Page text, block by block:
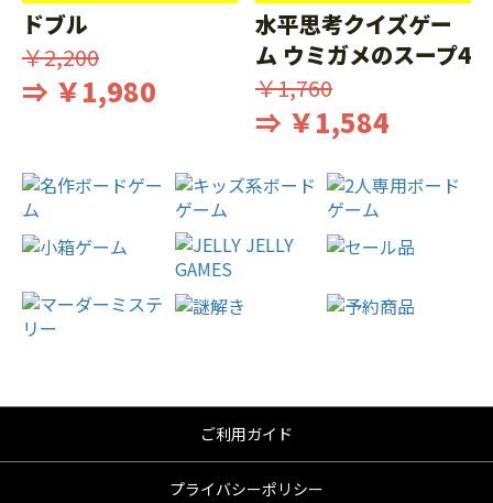
ドブル
￥2,200
⇒ ￥1,980
水平思考クイズゲー
ム ウミガメのスープ4
￥1,760
⇒ ￥1,584
ご利用ガイド
プライバシーポリシー